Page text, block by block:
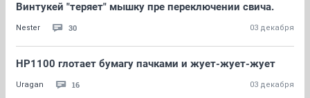
Винтукей "теряет" мышку пре переключении свича.
Nestеr 30 03 декабря
НР1100 глотает бумагу пачками и жует-жует-жует
Uragan 16 03 декабря